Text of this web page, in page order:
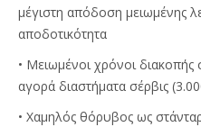
μέγιστη απόδοση μειωμένης
αποδοτικότητα
• Μειωμένοι χρόνοι
αγορά διαστήματα σέρβις
• Χαμηλός θόρυβος ως